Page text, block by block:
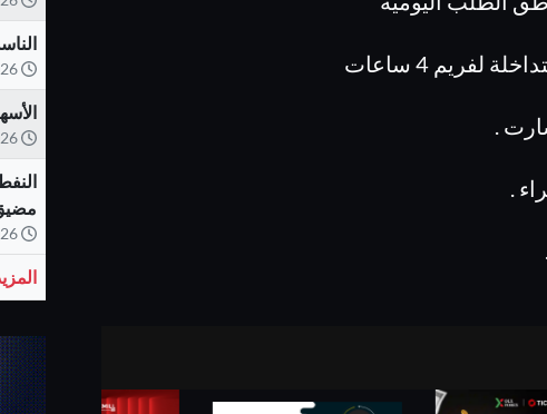
06/08/2026
06/08/2026
06/08/2026
لفريم 4 ساعات
.
.